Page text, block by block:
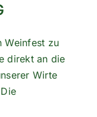
Weinfest zu
direkt an die
Wirte
Die